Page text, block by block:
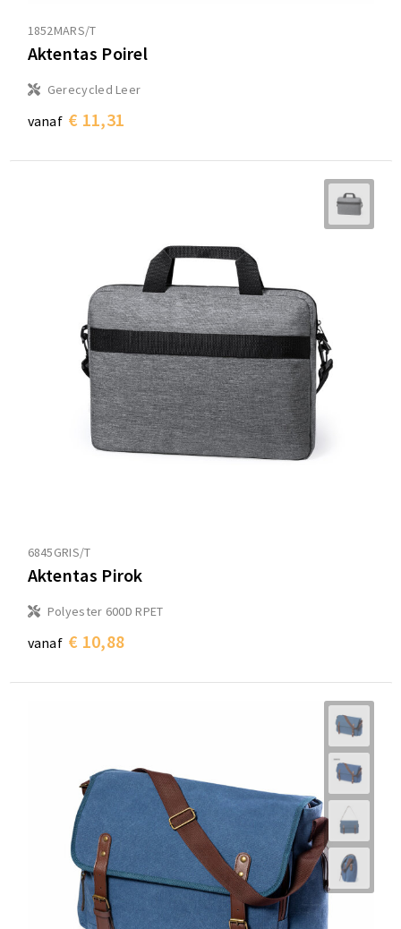
1852MARS/T
Aktentas Poirel
Gerecycled Leer
vanaf € 11,31
6845GRIS/T
Aktentas Pirok
Polyester 600D RPET
vanaf € 10,88